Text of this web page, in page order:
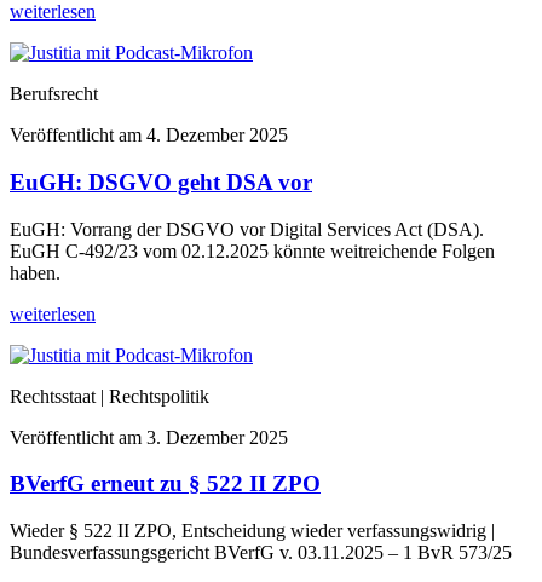
weiterlesen
Berufsrecht
Veröffentlicht am 4. Dezember 2025
EuGH: DSGVO geht DSA vor
EuGH: Vorrang der DSGVO vor Digital Services Act (DSA).
EuGH C-492/23 vom 02.12.2025 könnte weitreichende Folgen
haben.
weiterlesen
Rechtsstaat | Rechtspolitik
Veröffentlicht am 3. Dezember 2025
BVerfG erneut zu § 522 II ZPO
Wieder § 522 II ZPO, Entscheidung wieder verfassungswidrig |
Bundesverfassungsgericht BVerfG v. 03.11.2025 – 1 BvR 573/25